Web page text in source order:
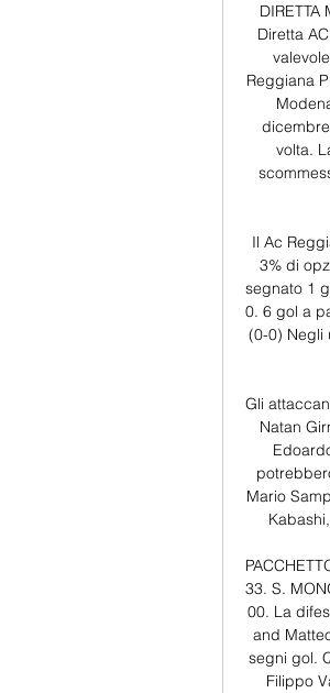
Diretta
Reggiana
volta.
Il Ac
3% di
segnato 1
0. 6 gol a
(0-0) Negli
Gli
Natan
Mario
33. S.
00. La
and
segni gol.
Filippo